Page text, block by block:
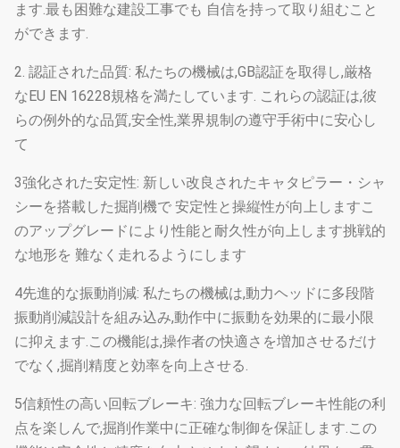
ます.最も困難な建設工事でも 自信を持って取り組むこと
ができます.
2. 認証された品質: 私たちの機械は,GB認証を取得し,厳格
なEU EN 16228規格を満たしています. これらの認証は,彼
らの例外的な品質,安全性,業界規制の遵守手術中に安心し
て
3強化された安定性: 新しい改良されたキャタピラー・シャ
シーを搭載した掘削機で 安定性と操縦性が向上しますこ
のアップグレードにより性能と耐久性が向上します挑戦的
な地形を 難なく走れるようにします
4先進的な振動削減: 私たちの機械は,動力ヘッドに多段階
振動削減設計を組み込み,動作中に振動を効果的に最小限
に抑えます.この機能は,操作者の快適さを増加させるだけ
でなく,掘削精度と効率を向上させる.
5信頼性の高い回転ブレーキ: 強力な回転ブレーキ性能の利
点を楽しんで,掘削作業中に正確な制御を保証します.この